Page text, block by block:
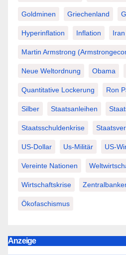
Goldminen Griechenland
Hyperinflation Inflation Iran
Martin Armstrong
Neue Weltordnung Obama
Quantitative Lockerung Ron
Silber Staatsanleihen
Staatsschuldenkrise
US-Dollar Us-Militär US-
Vereinte Nationen
Wirtschaftskrise
Ökofaschismus
Anzeige